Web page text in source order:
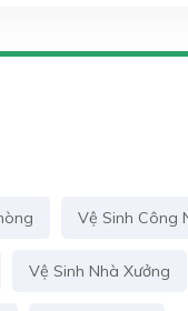
Vệ Sinh Công
Vệ Sinh Nhà Xưởng